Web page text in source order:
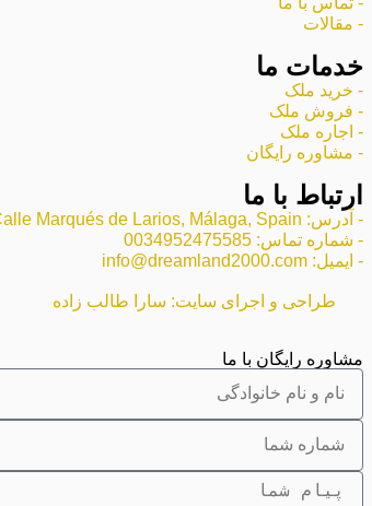
- مقالات
خدمات ما
- خرید ملک
- فروش ملک
- اجاره ملک
- مشاوره رایگان
ارتباط با ما
- آدرس: Calle Marqués de Larios, Málaga, Spain
- شماره تماس: 0034952475585
- ایمیل: info@dreamland2000.com
طراحی و اجرای سایت: سارا طالب زاده
مشاوره رایگان با ما